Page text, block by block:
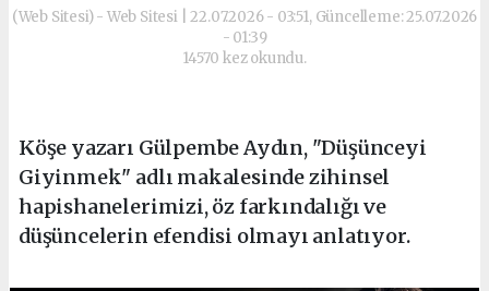
(Web Sitesi) - Web Sitesi | 22.07.2026 - 03:51, Güncelleme: 25.07.2026
- 01:39
14570 kez okundu.
Köşe yazarı Gülpembe Aydın, "Düşünceyi
Giyinmek" adlı makalesinde zihinsel
hapishanelerimizi, öz farkındalığı ve
düşüncelerin efendisi olmayı anlatıyor.